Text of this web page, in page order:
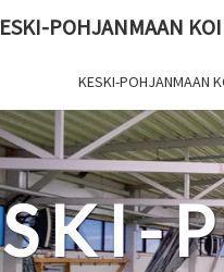
POHJANMAAN
KESKI-POHJANMAAN